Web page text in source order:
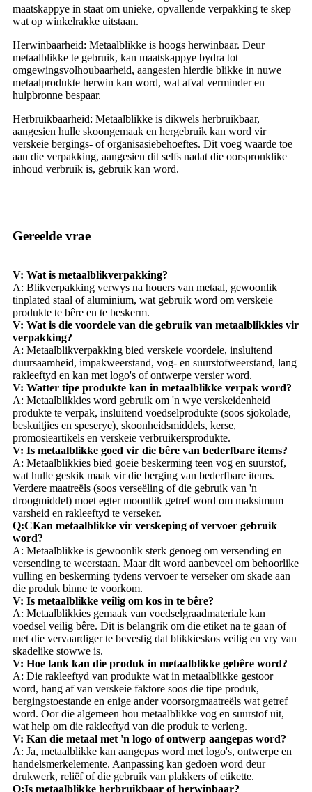
maatskappye in staat om unieke, opvallende verpakking te skep
wat op winkelrakke uitstaan.
Herwinbaarheid: Metaalblikke is hoogs herwinbaar. Deur
metaalblikke te gebruik, kan maatskappye bydra tot
omgewingsvolhoubaarheid, aangesien hierdie blikke in nuwe
metaalprodukte herwin kan word, wat afval verminder en
hulpbronne bespaar.
Herbruikbaarheid: Metaalblikke is dikwels herbruikbaar,
aangesien hulle skoongemaak en hergebruik kan word vir
verskeie bergings- of organisasiebehoeftes. Dit voeg waarde toe
aan die verpakking, aangesien dit selfs nadat die oorspronklike
inhoud verbruik is, gebruik kan word.
Gereelde vrae
V: Wat is metaalblikverpakking?
A: Blikverpakking verwys na houers van metaal, gewoonlik
tinplated staal of aluminium, wat gebruik word om verskeie
produkte te bêre en te beskerm.
V: Wat is die voordele van die gebruik van metaalblikkies vir
verpakking?
A: Metaalblikverpakking bied verskeie voordele, insluitend
duursaamheid, impakweerstand, vog- en suurstofweerstand, lang
rakleeftyd en kan met logo's of ontwerpe versier word.
V: Watter tipe produkte kan in metaalblikke verpak word?
A: Metaalblikkies word gebruik om 'n wye verskeidenheid
produkte te verpak, insluitend voedselprodukte (soos sjokolade,
beskuitjies en speserye), skoonheidsmiddels, kerse,
promosieartikels en verskeie verbruikersprodukte.
V: Is metaalblikke goed vir die bêre van bederfbare items?
A: Metaalblikkies bied goeie beskerming teen vog en suurstof,
wat hulle geskik maak vir die berging van bederfbare items.
Verdere maatreëls (soos verseëling of die gebruik van 'n
droogmiddel) moet egter moontlik getref word om maksimum
varsheid en rakleeftyd te verseker.
Q:CKan metaalblikke vir verskeping of vervoer gebruik
word?
A: Metaalblikke is gewoonlik sterk genoeg om versending en
versending te weerstaan. Maar dit word aanbeveel om behoorlike
vulling en beskerming tydens vervoer te verseker om skade aan
die produk binne te voorkom.
V: Is metaalblikke veilig om kos in te bêre?
A: Metaalblikkies gemaak van voedselgraadmateriale kan
voedsel veilig bêre. Dit is belangrik om die etiket na te gaan of
met die vervaardiger te bevestig dat blikkieskos veilig en vry van
skadelike stowwe is.
V: Hoe lank kan die produk in metaalblikke gebêre word?
A: Die rakleeftyd van produkte wat in metaalblikke gestoor
word, hang af van verskeie faktore soos die tipe produk,
bergingstoestande en enige ander voorsorgmaatreëls wat getref
word. Oor die algemeen hou metaalblikke vog en suurstof uit,
wat help om die rakleeftyd van die produk te verleng.
V: Kan die metaal met 'n logo of ontwerp aangepas word?
A: Ja, metaalblikke kan aangepas word met logo's, ontwerpe en
handelsmerkelemente. Aanpassing kan gedoen word deur
drukwerk, reliëf of die gebruik van plakkers of etikette.
Q:Is metaalblikke herbruikbaar of herwinbaar?